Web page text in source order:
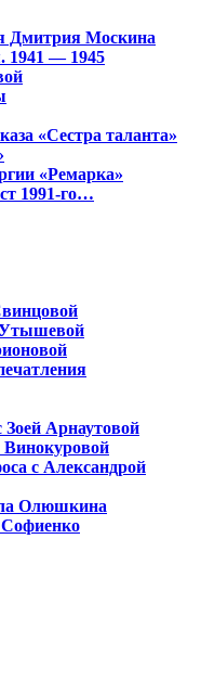
Дмитрия Москина
1941 — 1945
«Сестра таланта»
«Ремарка»
1991-го…
Утышевой
Арнаутовой
Винокуровой
с Александрой
Олюшкина
Софиенко